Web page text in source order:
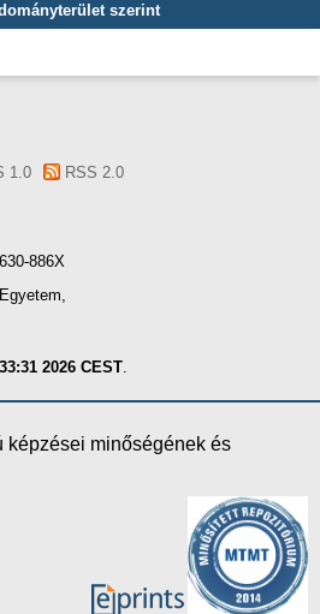
szerint
1.0 RSS 2.0
886X
2026 CEST
képzései minőségének és